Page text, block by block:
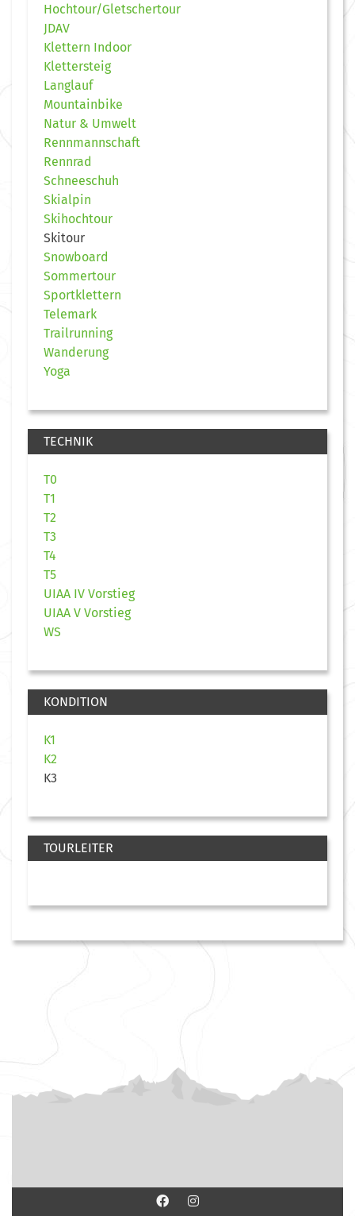
Hochtour/Gletschertour
JDAV
Klettern Indoor
Klettersteig
Langlauf
Mountainbike
Natur & Umwelt
Rennmannschaft
Rennrad
Schneeschuh
Skialpin
Skihochtour
Skitour
Snowboard
Sommertour
Sportklettern
Telemark
Trailrunning
Wanderung
Yoga
TECHNIK
T0
T1
T2
T3
T4
T5
UIAA IV Vorstieg
UIAA V Vorstieg
WS
KONDITION
K1
K2
K3
TOURLEITER